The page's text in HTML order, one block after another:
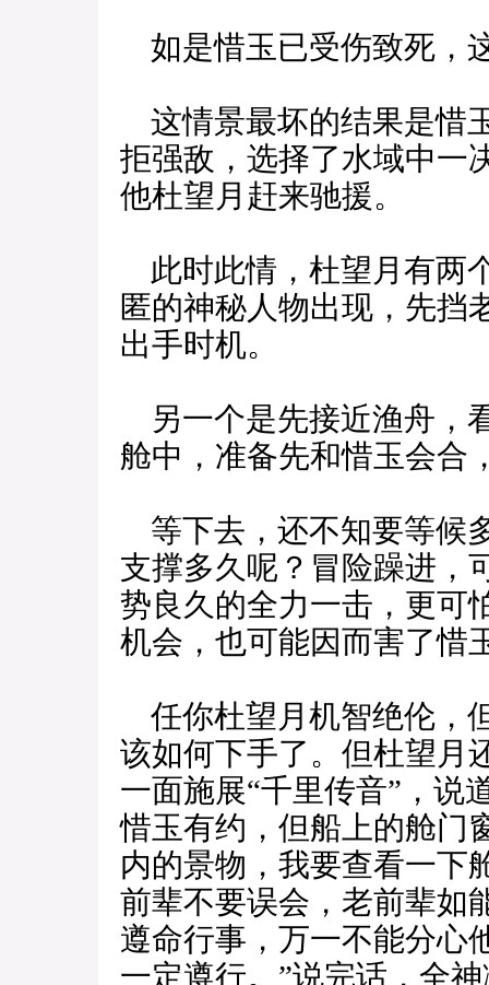
如是惜玉已受伤致死，
这情景最坏的结果是惜
拒强敌，选择了水域中一
他杜望月赶来驰援。
此时此情，杜望月有两
匿的神秘人物出现，先挡
出手时机。
另一个是先接近渔舟，
舱中，准备先和惜玉会合
等下去，还不知要等候
支撑多久呢？冒险躁进，
势良久的全力一击，更可
机会，也可能因而害了惜
任你杜望月机智绝伦，
该如何下手了。但杜望月
一面施展“千里传音”，说
惜玉有约，但船上的舱门
内的景物，我要查看一下
前辈不要误会，老前辈如
遵命行事，万一不能分心
一定遵行。”说完话，全